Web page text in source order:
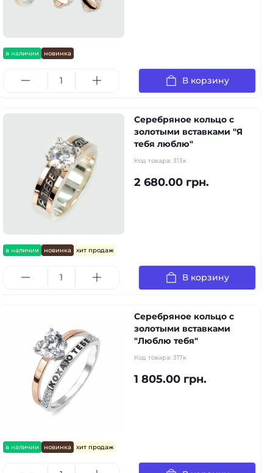
в наличии новинка
В корзину
в наличии новинка хит продаж
Серебряное кольцо с
золотыми вставками "Я
тебя люблю"
Код товара: 313к
2 680.00 грн.
В корзину
в наличии новинка хит продаж
Серебряное кольцо с
золотыми вставками
"Люблю тебя"
Код товара: 317к
1 805.00 грн.